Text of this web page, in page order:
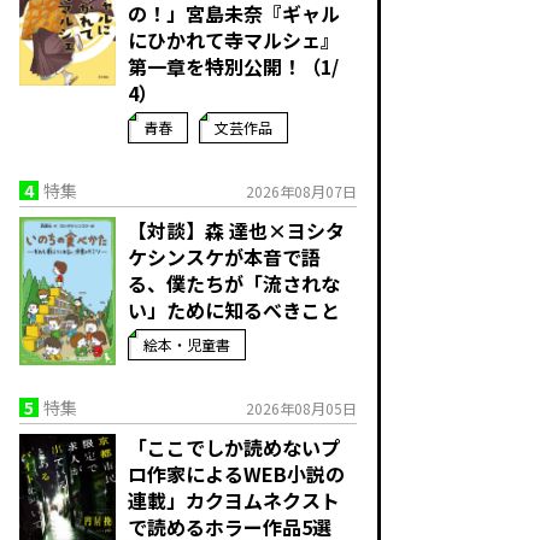
の！」宮島未奈『ギャル
にひかれて寺マルシェ』
第一章を特別公開！（1/
4）
青春 文芸作品
4 特集 2026年08月07日
【対談】森 達也×ヨシタ
ケシンスケが本音で語
る、僕たちが「流されな
い」ために知るべきこと
絵本・児童書
5 特集 2026年08月05日
「ここでしか読めないプ
ロ作家によるWEB小説の
連載」――カクヨムネクスト
で読めるホラー作品5選